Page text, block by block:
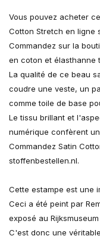
Vous pouvez acheter
Cotton Stretch en ligne
Commandez sur la
en coton et élasthanne
La qualité de ce beau
coudre une veste, un
comme toile de base
Le tissu brillant et
numérique confèrent
Commandez Satin
stoffenbestellen.nl.
Cette estampe est une
Ceci a été peint par
exposé au
C'est donc une